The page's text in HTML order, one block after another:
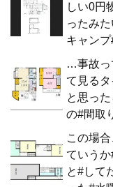
しい0円
ったみ
キャン
…事故っ
て見る
と思っ
の#間取
この場
ていう
と#して